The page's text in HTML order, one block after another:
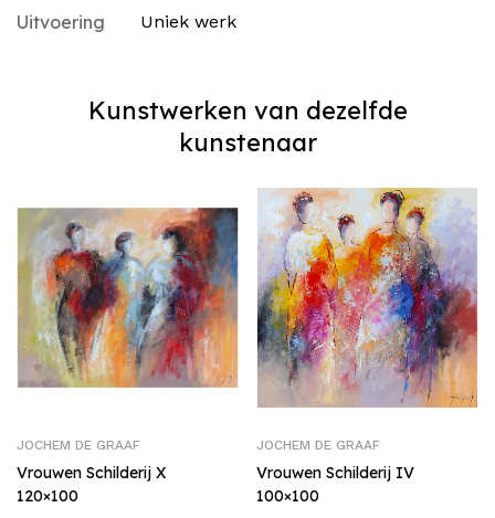
Uitvoering Uniek werk
Kunstwerken van dezelfde
kunstenaar
JOCHEM DE GRAAF
Vrouwen Schilderij X
120×100
JOCHEM DE GRAAF
Vrouwen Schilderij IV
100×100